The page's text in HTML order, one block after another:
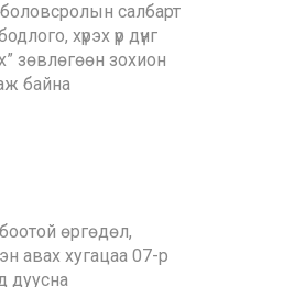
салбарт
хүрэх үр дүнг
зөвлөгөөн зохион
байна
өргөдөл,
авах хугацаа 07-р
дуусна